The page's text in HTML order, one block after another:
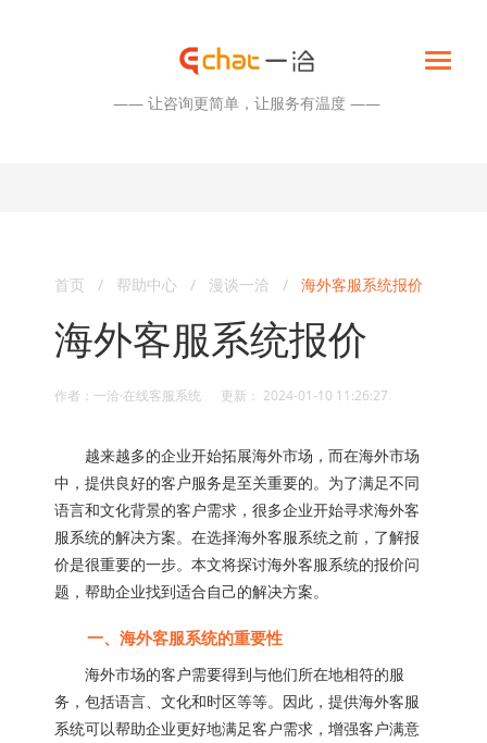
—— 让咨询更简单，让服务有温度 ——
首页 / 帮助中心 / 漫谈一洽 / 海外客服系统报价
海外客服系统报价
作者：一洽·在线客服系统 更新： 2024-01-10 11:26:27
越来越多的企业开始拓展海外市场，而在海外市场
中，提供良好的客户服务是至关重要的。为了满足不同
语言和文化背景的客户需求，很多企业开始寻求海外客
服系统的解决方案。在选择海外客服系统之前，了解报
价是很重要的一步。本文将探讨海外客服系统的报价问
题，帮助企业找到适合自己的解决方案。
一、海外客服系统的重要性
海外市场的客户需要得到与他们所在地相符的服
务，包括语言、文化和时区等等。因此，提供海外客服
系统可以帮助企业更好地满足客户需求，增强客户满意